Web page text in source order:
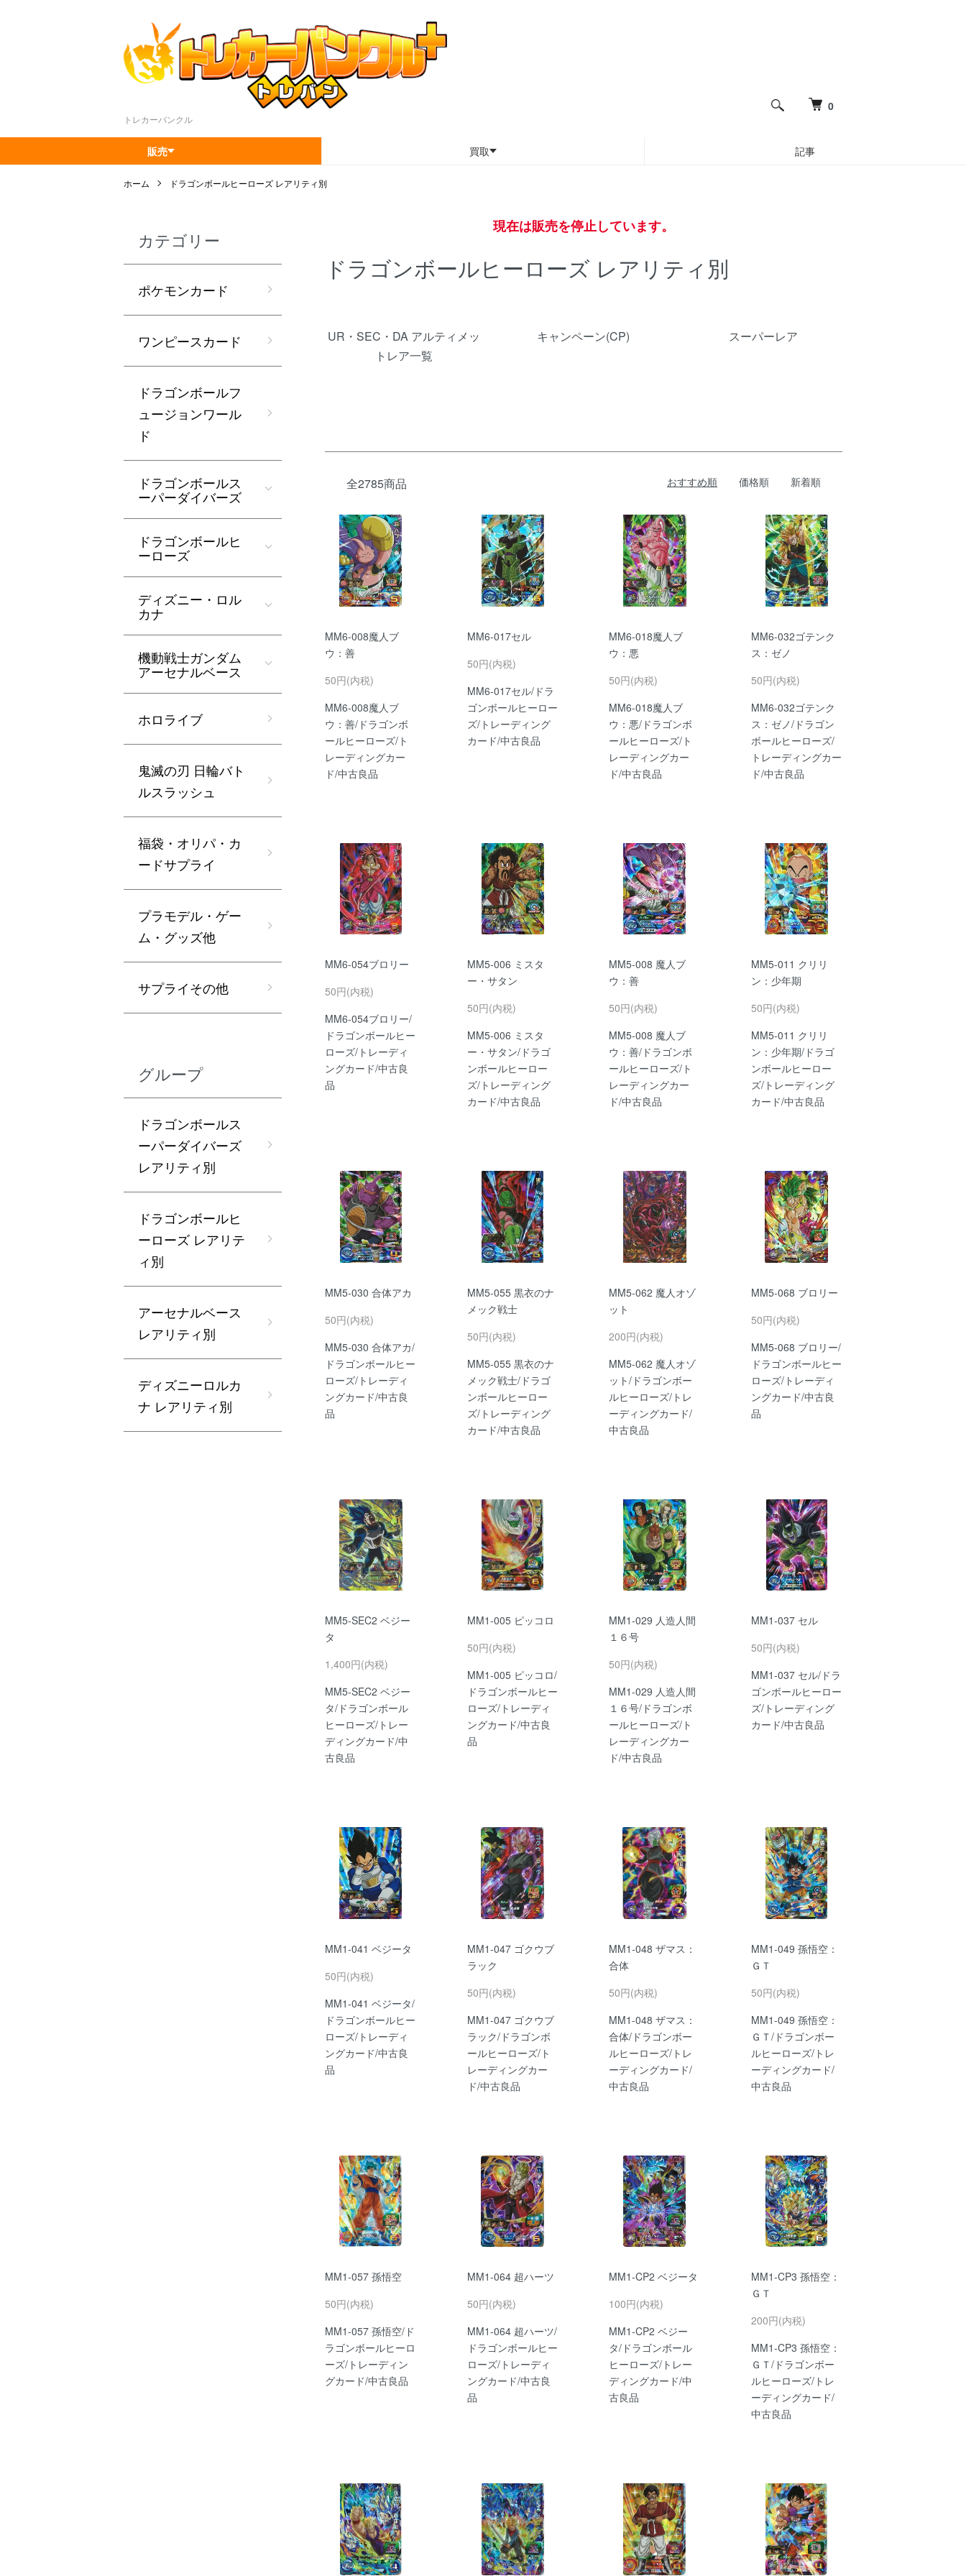
トレカーバンクル
0
販売 買取 記事
ホーム ドラゴンボールヒーローズ レアリティ別
現在は販売を停止しています。
ドラゴンボールヒーローズ レアリティ別
UR・SEC・DA アルティメッ
トレア一覧
キャンペーン(CP) スーパーレア
全2785商品 おすすめ順 価格順 新着順
MM6-008魔人ブ
ウ：善
50円(内税)
MM6-008魔人ブ
ウ：善/ドラゴンボ
ールヒーローズ/ト
レーディングカー
ド/中古良品
MM6-017セル
50円(内税)
MM6-017セル/ドラ
ゴンボールヒーロー
ズ/トレーディング
カード/中古良品
MM6-018魔人ブ
ウ：悪
50円(内税)
MM6-018魔人ブ
ウ：悪/ドラゴンボ
ールヒーローズ/ト
レーディングカー
ド/中古良品
MM6-032ゴテンク
ス：ゼノ
50円(内税)
MM6-032ゴテンク
ス：ゼノ/ドラゴン
ボールヒーローズ/
トレーディングカー
ド/中古良品
MM6-054ブロリー
50円(内税)
MM6-054ブロリー/
ドラゴンボールヒー
ローズ/トレーディ
ングカード/中古良
品
MM5-006 ミスタ
ー・サタン
50円(内税)
MM5-006 ミスタ
ー・サタン/ドラゴ
ンボールヒーロー
ズ/トレーディング
カード/中古良品
MM5-008 魔人ブ
ウ：善
50円(内税)
MM5-008 魔人ブ
ウ：善/ドラゴンボ
ールヒーローズ/ト
レーディングカー
ド/中古良品
MM5-011 クリリ
ン：少年期
50円(内税)
MM5-011 クリリ
ン：少年期/ドラゴ
ンボールヒーロー
ズ/トレーディング
カード/中古良品
MM5-030 合体アカ
50円(内税)
MM5-030 合体アカ/
ドラゴンボールヒー
ローズ/トレーディ
ングカード/中古良
品
MM5-055 黒衣のナ
メック戦士
50円(内税)
MM5-055 黒衣のナ
メック戦士/ドラゴ
ンボールヒーロー
ズ/トレーディング
カード/中古良品
MM5-062 魔人オゾ
ット
200円(内税)
MM5-062 魔人オゾ
ット/ドラゴンボー
ルヒーローズ/トレ
ーディングカード/
中古良品
MM5-068 ブロリー
50円(内税)
MM5-068 ブロリー/
ドラゴンボールヒー
ローズ/トレーディ
ングカード/中古良
品
MM5-SEC2 ベジー
タ
1,400円(内税)
MM5-SEC2 ベジー
タ/ドラゴンボール
ヒーローズ/トレー
ディングカード/中
古良品
MM1-005 ピッコロ
50円(内税)
MM1-005 ピッコロ/
ドラゴンボールヒー
ローズ/トレーディ
ングカード/中古良
品
MM1-029 人造人間
１６号
50円(内税)
MM1-029 人造人間
１６号/ドラゴンボ
ールヒーローズ/ト
レーディングカー
ド/中古良品
MM1-037 セル
50円(内税)
MM1-037 セル/ドラ
ゴンボールヒーロー
ズ/トレーディング
カード/中古良品
MM1-041 ベジータ
50円(内税)
MM1-041 ベジータ/
ドラゴンボールヒー
ローズ/トレーディ
ングカード/中古良
品
MM1-047 ゴクウブ
ラック
50円(内税)
MM1-047 ゴクウブ
ラック/ドラゴンボ
ールヒーローズ/ト
レーディングカー
ド/中古良品
MM1-048 ザマス：
合体
50円(内税)
MM1-048 ザマス：
合体/ドラゴンボー
ルヒーローズ/トレ
ーディングカード/
中古良品
MM1-049 孫悟空：
ＧＴ
50円(内税)
MM1-049 孫悟空：
ＧＴ/ドラゴンボー
ルヒーローズ/トレ
ーディングカード/
中古良品
MM1-057 孫悟空
50円(内税)
MM1-057 孫悟空/ド
ラゴンボールヒーロ
ーズ/トレーディン
グカード/中古良品
MM1-064 超ハーツ
50円(内税)
MM1-064 超ハーツ/
ドラゴンボールヒー
ローズ/トレーディ
ングカード/中古良
品
MM1-CP2 ベジータ
100円(内税)
MM1-CP2 ベジー
タ/ドラゴンボール
ヒーローズ/トレー
ディングカード/中
古良品
MM1-CP3 孫悟空：
ＧＴ
200円(内税)
MM1-CP3 孫悟空：
ＧＴ/ドラゴンボー
ルヒーローズ/トレ
ーディングカード/
中古良品
カテゴリー
ポケモンカード
ワンピースカード
ドラゴンボールフ
ュージョンワール
ド
ドラゴンボールス
ーパーダイバーズ
ドラゴンボールヒ
ーローズ
ディズニー・ロル
カナ
機動戦士ガンダム
アーセナルベース
ホロライブ
鬼滅の刃 日輪バト
ルスラッシュ
福袋・オリパ・カ
ードサプライ
プラモデル・ゲー
ム・グッズ他
サプライその他
グループ
ドラゴンボールス
ーパーダイバーズ
レアリティ別
ドラゴンボールヒ
ーローズ レアリテ
ィ別
アーセナルベース
レアリティ別
ディズニーロルカ
ナ レアリティ別